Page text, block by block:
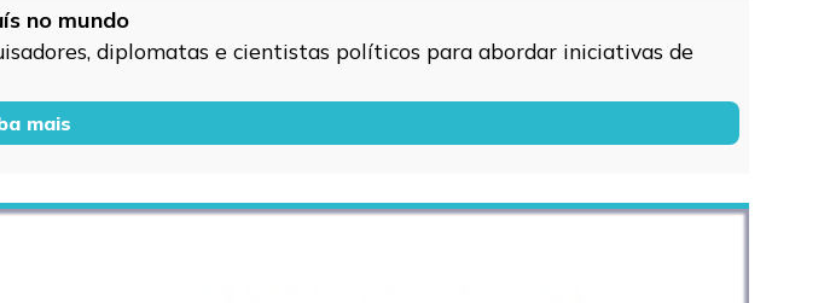
no mundo
diplomatas e cientistas políticos para abordar iniciativas de
mais